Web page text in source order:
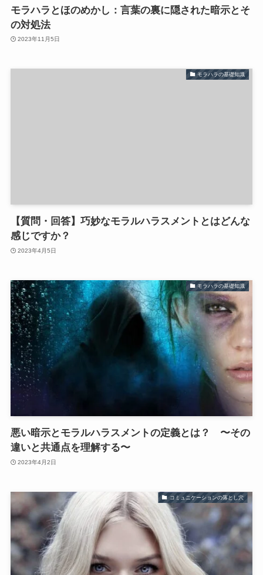
モラハラとほのめかし：言葉の裏に隠された暗示とそ
の対処法
2023年11月5日
モラハラの基礎知識
【質問・回答】巧妙なモラルハラスメントとはどんな
感じですか？
2023年4月5日
モラハラの基礎知識
悪い暗示とモラルハラスメントの定義とは？ 〜その
違いと共通点を理解する〜
2023年4月2日
コミュニケーションの落とし穴